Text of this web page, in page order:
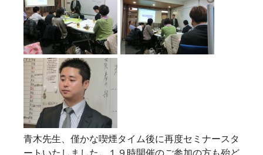
青木先生、僅かな喫煙タイム後に再度セミナースタ
ートいたしました。１９時開催のご参加の方も殆ど